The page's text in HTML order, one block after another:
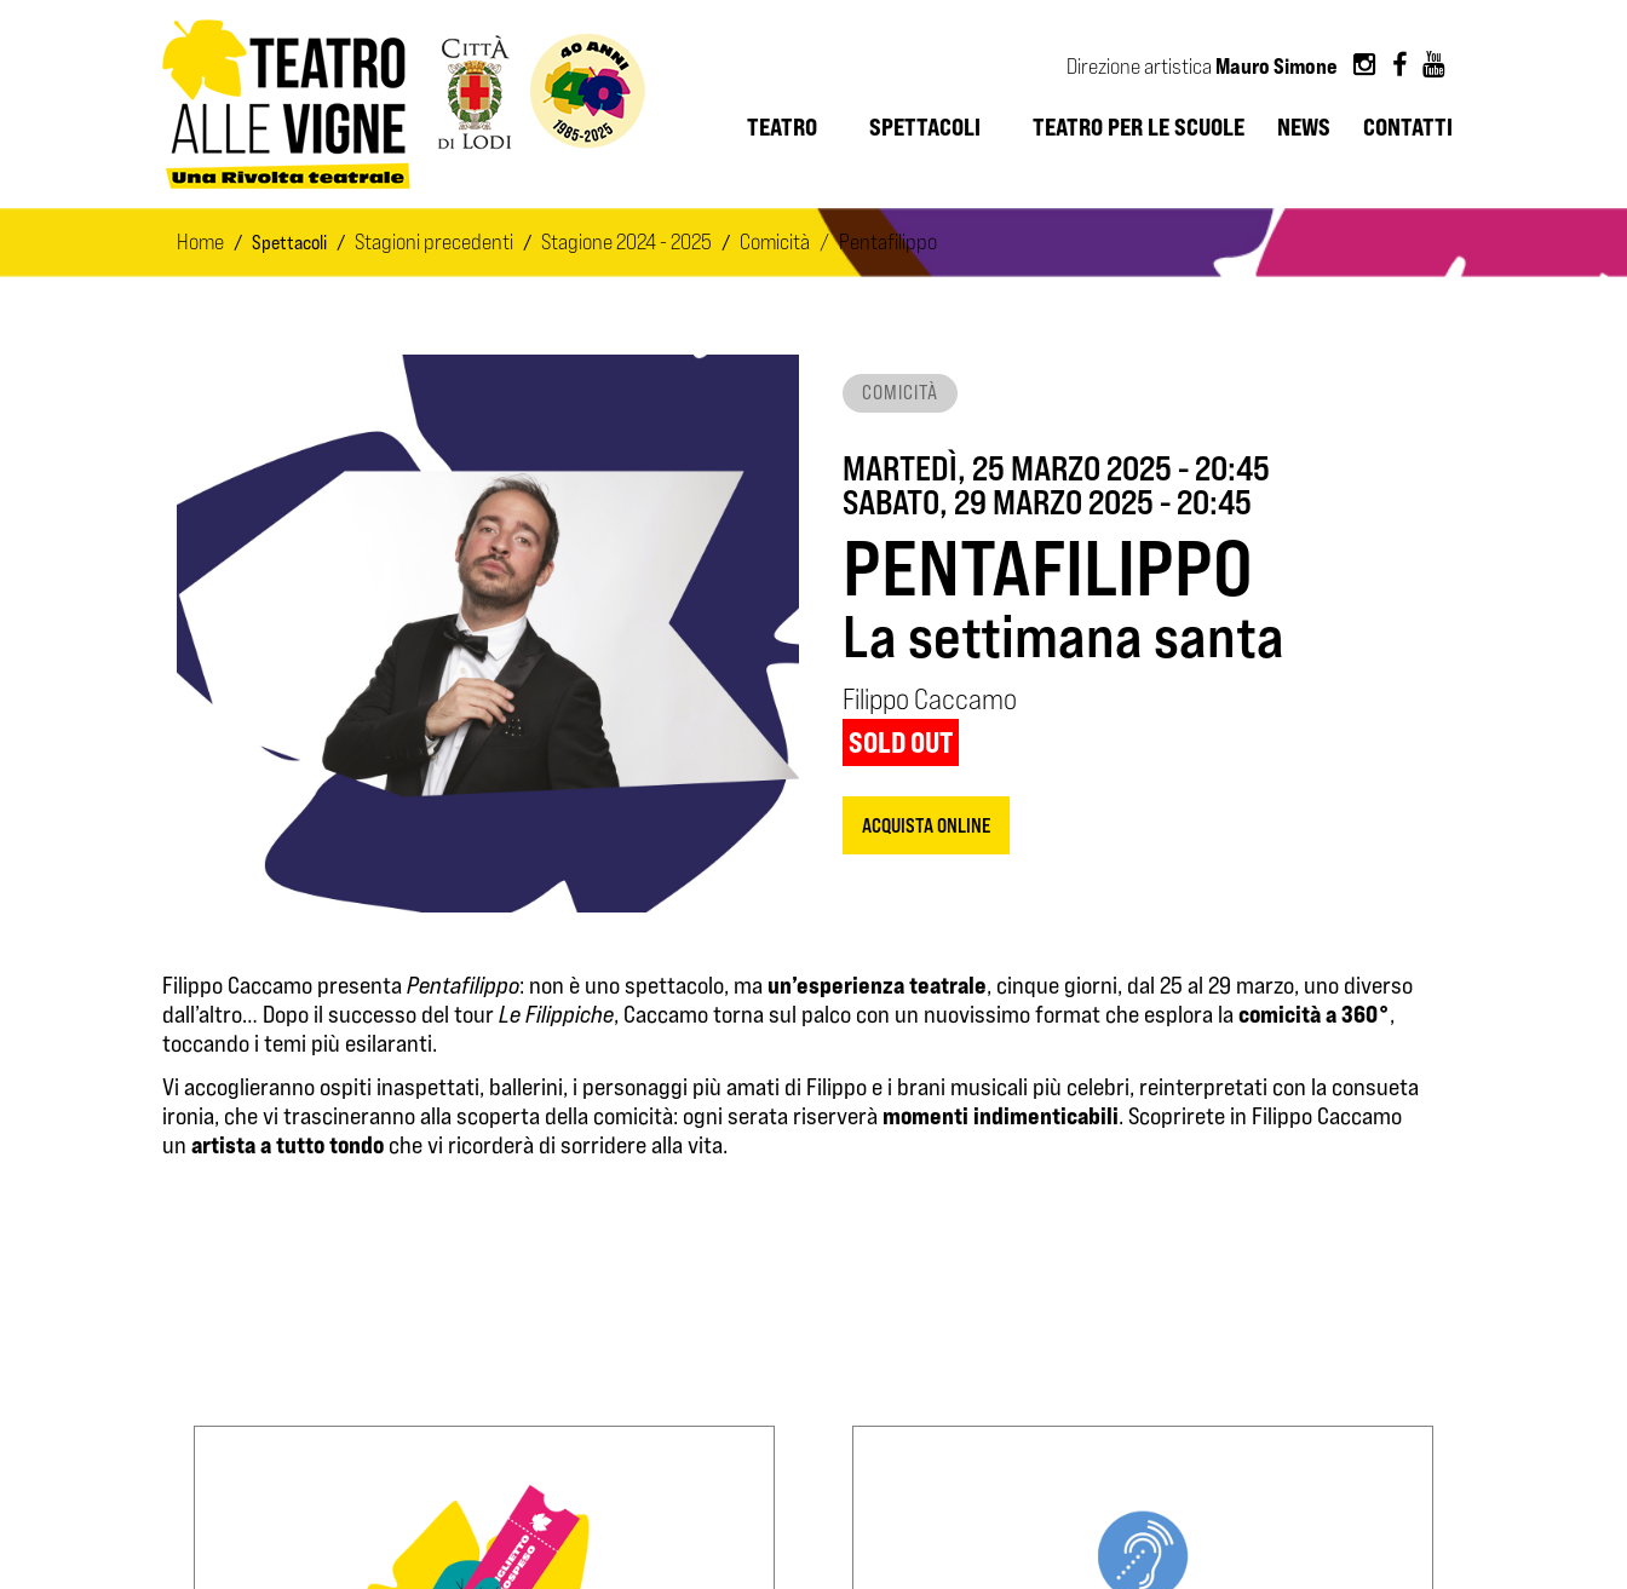
Salta al contenuto principale
Direzione artistica Mauro Simone
TEATRO SPETTACOLI TEATRO PER LE SCUOLE NEWS CONTATTI
Home Spettacoli Stagioni precedenti Stagione 2024 - 2025 Comicità Pentafilippo
COMICITÀ
MARTEDÌ, 25 MARZO 2025 - 20:45
SABATO, 29 MARZO 2025 - 20:45
PENTAFILIPPO
La settimana santa
Filippo Caccamo
SOLD OUT
ACQUISTA ONLINE
Filippo Caccamo presentaPentafilippo: non è uno spettacolo, ma un’esperienza teatrale, cinque giorni, dal 25 al 29 marzo, uno diverso
dall’altro… Dopo il successo del tourLe Filippiche, Caccamo torna sul palco con un nuovissimo format che esplora lacomicità a 360°,
toccando i temi più esilaranti.
Vi accoglieranno ospiti inaspettati, ballerini, i personaggi più amati di Filippo e i brani musicali più celebri, reinterpretati con la consueta
ironia, che vi trascineranno alla scoperta della comicità: ogni serata riserverà momenti indimenticabili. Scoprirete in Filippo Caccamo
un artista a tutto tondo che vi ricorderà di sorridere alla vita.